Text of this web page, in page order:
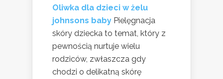
Oliwka dla dzieci w żelu
johnsons baby Pielęgnacja
skóry dziecka to temat, który z
pewnością nurtuje wielu
rodziców, zwłaszcza gdy
chodzi o delikatną skórę